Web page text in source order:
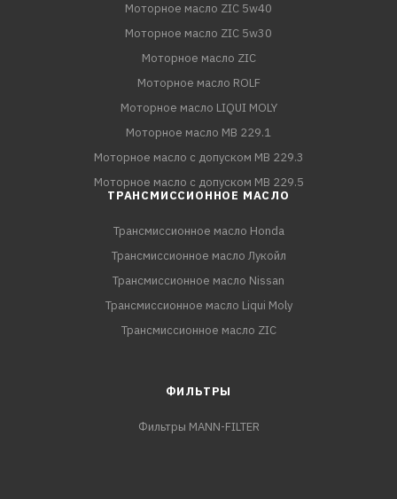
Моторное масло ZIC 5w40
Моторное масло ZIC 5w30
Моторное масло ZIC
Моторное масло ROLF
Моторное масло LIQUI MOLY
Моторное масло MB 229.1
Моторное масло с допуском MB 229.3
Моторное масло с допуском MB 229.5
ТРАНСМИССИОННОЕ МАСЛО
Трансмиссионное масло Honda
Трансмиссионное масло Лукойл
Трансмиссионное масло Nissan
Трансмиссионное масло Liqui Moly
Трансмиссионное масло ZIC
ФИЛЬТРЫ
Фильтры MANN-FILTER